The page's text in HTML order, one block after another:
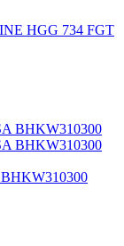
HGG 734 FGT
BHKW310300